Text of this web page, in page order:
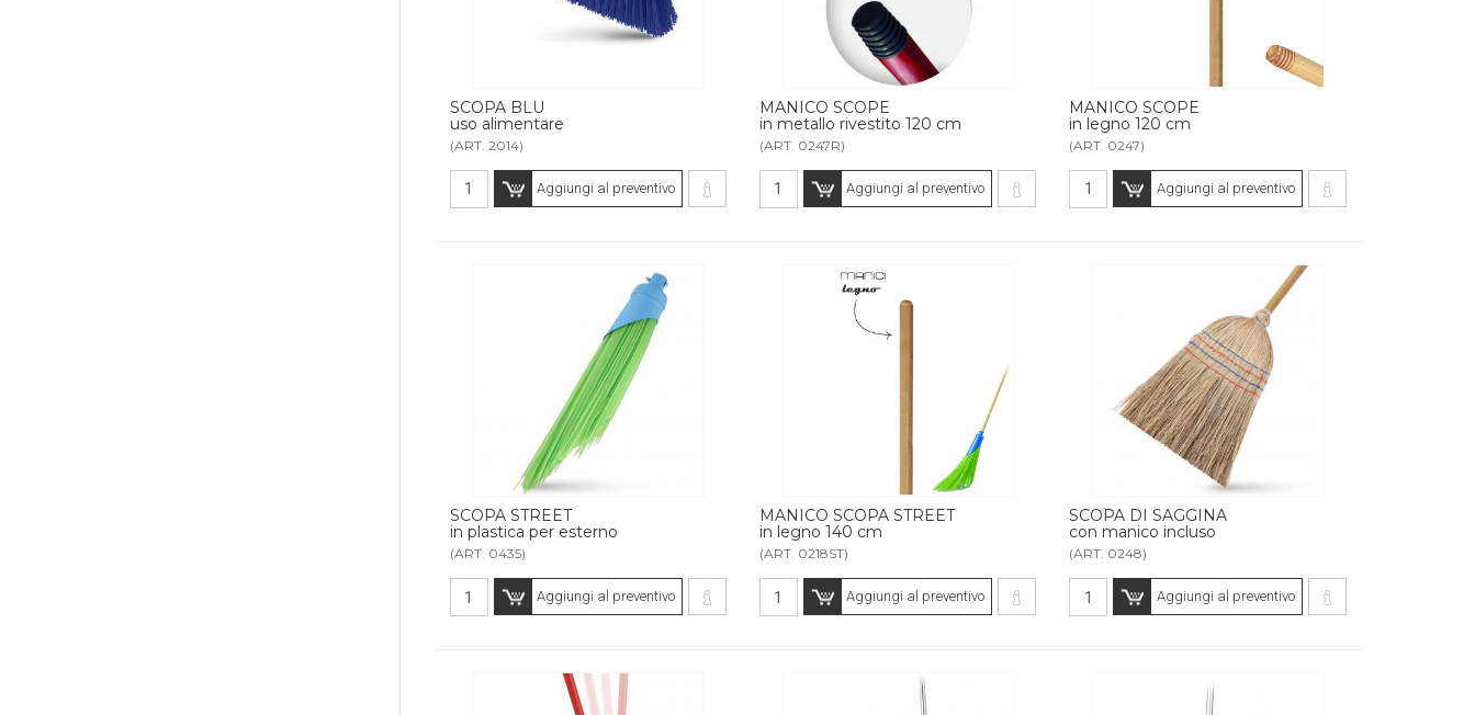
SCOPA BLU
uso alimentare
(ART. 2014)
Aggiungi al preventivo
MANICO SCOPE
in metallo rivestito 120 cm
(ART. 0247R)
Aggiungi al preventivo
MANICO SCOPE
in legno 120 cm
(ART. 0247)
Aggiungi al preventivo
SCOPA STREET
in plastica per esterno
(ART. 0435)
Aggiungi al preventivo
MANICO SCOPA STREET
in legno 140 cm
(ART. 0218ST)
Aggiungi al preventivo
SCOPA DI SAGGINA
con manico incluso
(ART. 0248)
Aggiungi al preventivo